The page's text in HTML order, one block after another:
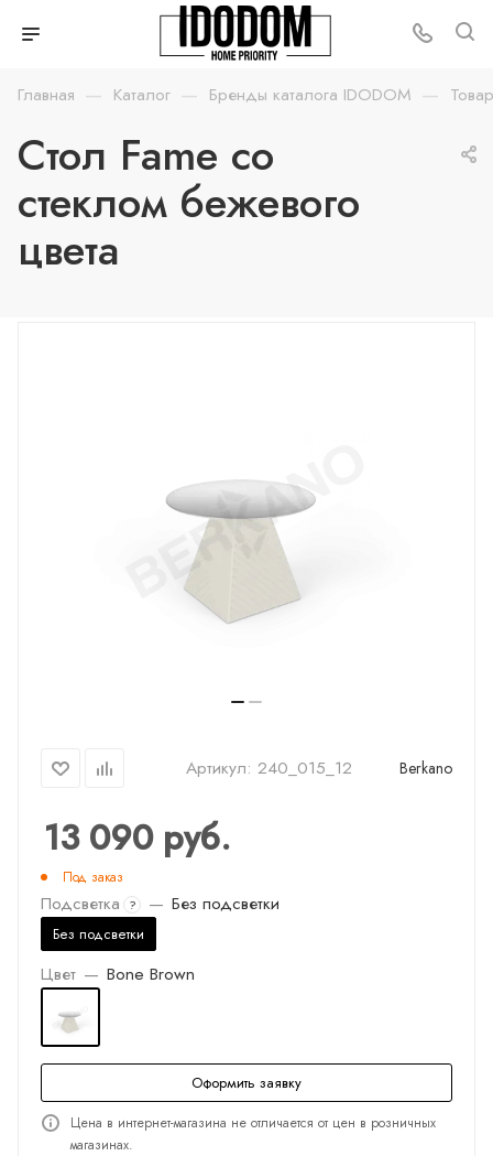
Главная — Каталог — Бренды каталога IDODOM —
Стол Fame со
стеклом бежевого
цвета
Артикул: 240_015_12 Berkano
13 090руб.
Под заказ
Подсветка ? — Без подсветки
Без подсветки
Цвет — Bone Brown
Оформить заявку
Цена в интернет-магазина не отличается от цен в розничных
магазинах.